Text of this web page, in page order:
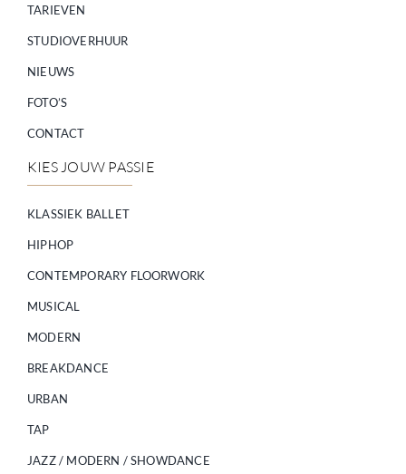
TARIEVEN
STUDIOVERHUUR
NIEUWS
FOTO’S
CONTACT
KIES JOUW PASSIE
KLASSIEK BALLET
HIPHOP
CONTEMPORARY FLOORWORK
MUSICAL
MODERN
BREAKDANCE
URBAN
TAP
JAZZ / MODERN / SHOWDANCE